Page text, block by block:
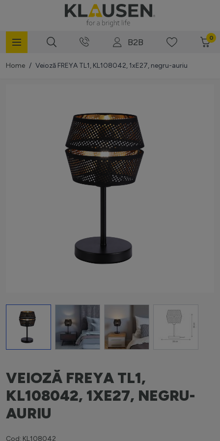
B2B 0
Home / Veioză FREYA TL1, KL108042, 1xE27, negru-auriu
View larger image View larger imageView larger
VEIOZĂ FREYA TL1,
KL108042, 1XE27, NEGRU-
AURIU
Cod: KL108042